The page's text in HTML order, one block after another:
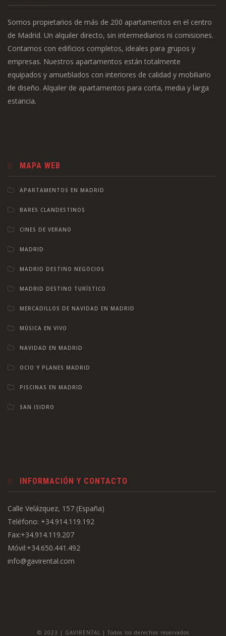
Somos propietarios de más de 200 apartamentos en el centro
de Madrid. Un alquiler directo, sin intermediarios ni comisiones.
Contamos con edificios completos, ideales para grupos y
empresas. Nuestros apartamentos están totalmente
equipados y amueblados con interiores de calidad y mobiliario
de diseño. Alquiler de apartamentos para corta, media y larga
estancia.
MAPA WEB
APARTAMENTOS EN MADRID
BARES CLANDESTINOS
CINES DE VERANO
MADRID
MADRID DESTINO NEGOCIOS
MADRID DESTINO TURÍSTICO
MERCADILLOS DE NAVIDAD EN MADRID
MÚSICA EN VIVO
NAVIDAD EN MADRID
OCIO Y PLANES MADRID
PISCINAS EN MADRID
SAN ISIDRO
INFORMACIÓN Y CONTACTO
Calle Velázquez, 157 (España)
Teléfono: +34.914.119.192
Fax:+34.914.119.207
Móvil:+34.650.441.492
info@gavirental.com
© 2023 | GAVIRENTAL | Todos los derechos reservados